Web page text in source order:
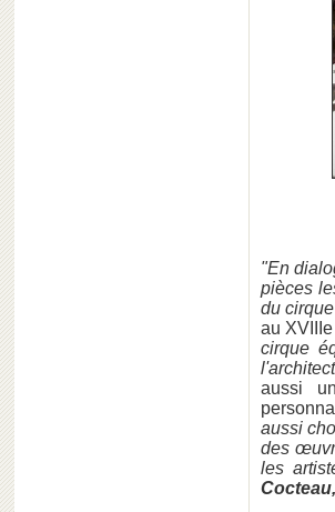
"En
pièces
du
au
cirque
aussi
aussi
des
les